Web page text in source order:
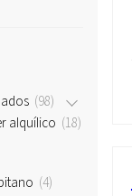
98
alquílico
18
4